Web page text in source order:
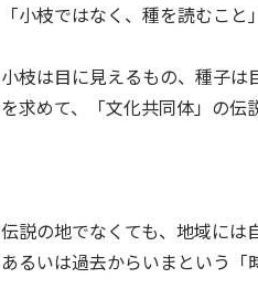
「小枝ではなく、種を読むこと」
小枝は目に見えるもの、種子
を求めて、「文化共同体」の伝
伝説の地でなくても、地域には
あるいは過去からいまという「